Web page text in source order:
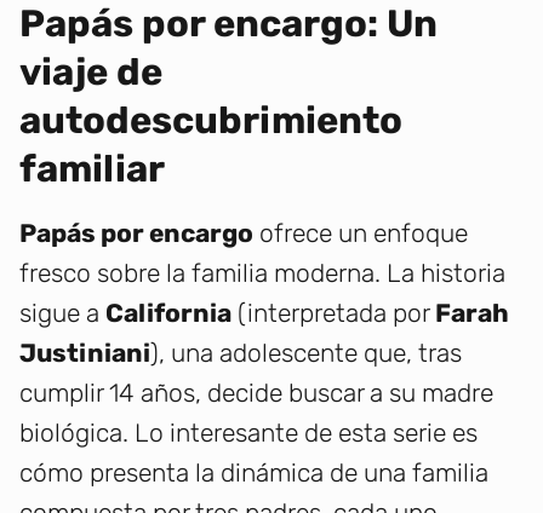
Papás por encargo: Un
viaje de
autodescubrimiento
familiar
Papás por encargo ofrece un enfoque
fresco sobre la familia moderna. La historia
sigue a California (interpretada por Farah
Justiniani), una adolescente que, tras
cumplir 14 años, decide buscar a su madre
biológica. Lo interesante de esta serie es
cómo presenta la dinámica de una familia